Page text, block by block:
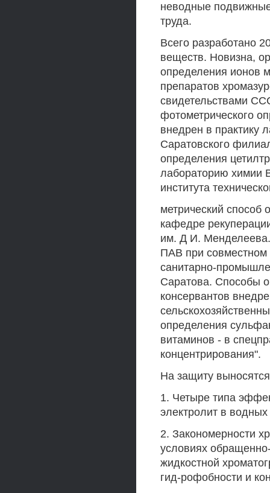
неводные
труда.
Всего разработано
веществ. Новизна,
определения ионов
препаратов
свидетельствами
фотометрического
внедрен в практику
Саратовского
определения
лабораторию химии
института
метрический
кафедре
им. Д И.
ПАВ при совместном
санитарно-
Саратова. Способы
консервантов
определения
витаминов - в
концентрирования".
На защиту
1. Четыре типа
электролит в водных
2. Закономерности
условиях
жидкостной
гид-рофобности и